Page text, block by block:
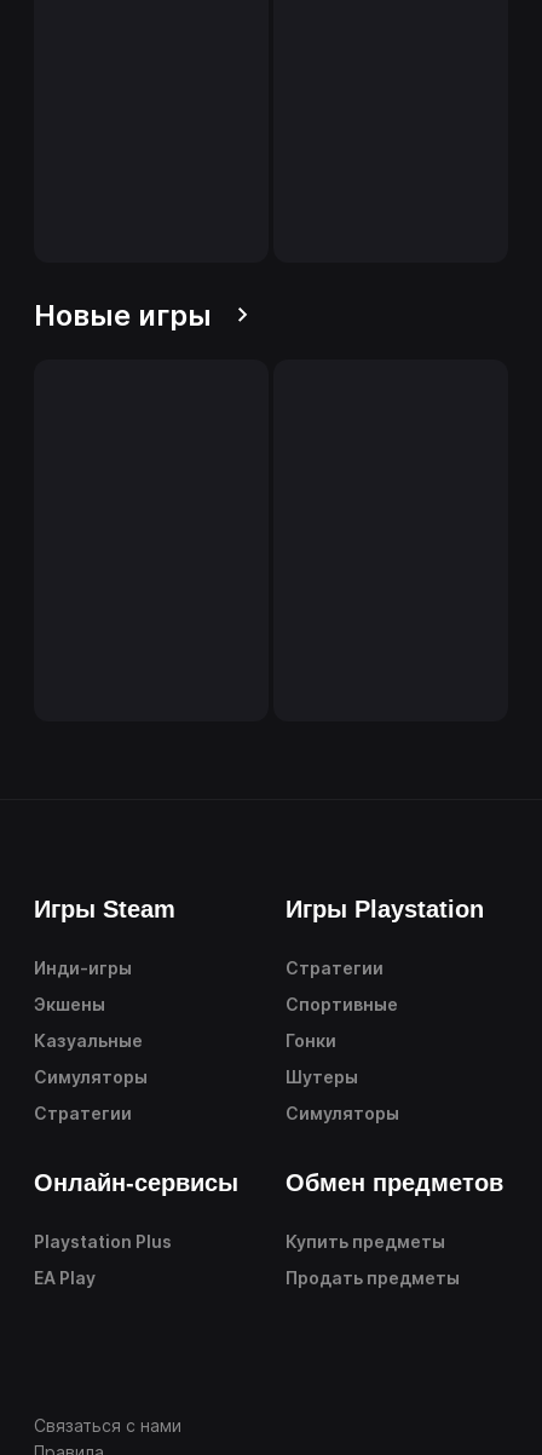
Новые игры
Игры Steam
Инди-игры
Экшены
Казуальные
Симуляторы
Стратегии
Игры Playstation
Стратегии
Спортивные
Гонки
Шутеры
Симуляторы
Онлайн-сервисы
Playstation Plus
EA Play
Обмен предметов
Купить предметы
Продать предметы
Связаться с нами